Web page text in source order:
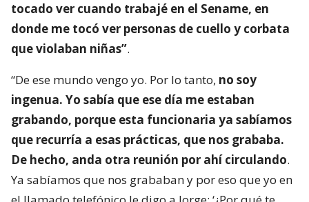
tocado ver cuando trabajé en el Sename, en
donde me tocó ver personas de cuello y corbata
que violaban niñas”.
“De ese mundo vengo yo. Por lo tanto, no soy
ingenua. Yo sabía que ese día me estaban
grabando, porque esta funcionaria ya sabíamos
que recurría a esas prácticas, que nos grababa.
De hecho, anda otra reunión por ahí circulando.
Ya sabíamos que nos grababan y por eso que yo en